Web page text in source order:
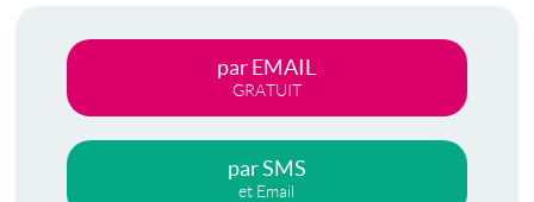
par EMAIL
GRATUIT
par SMS
et Email